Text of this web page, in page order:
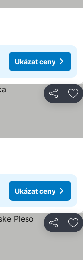
Ukázat ceny
Sdílet
Ukázat ceny
Sdílet